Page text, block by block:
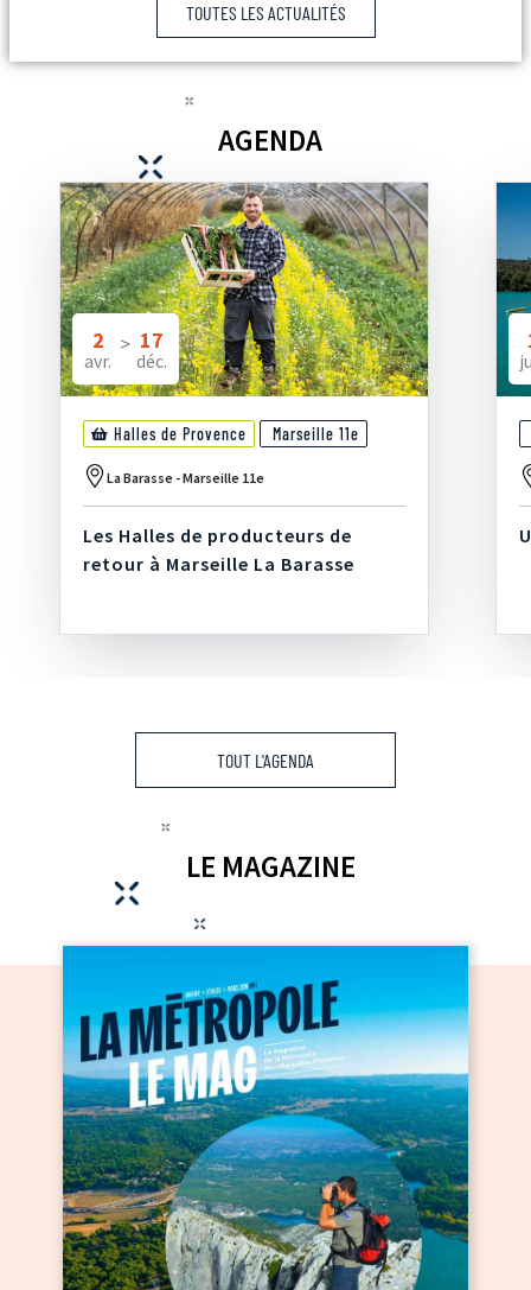
TOUTES LES ACTUALITÉS
AGENDA
2
avr.
> 17
déc.
Halles de Provence Marseille 11e
La Barasse - Marseille 11e
Les Halles de producteurs de
retour à Marseille La Barasse
TOUT L'AGENDA
LE MAGAZINE